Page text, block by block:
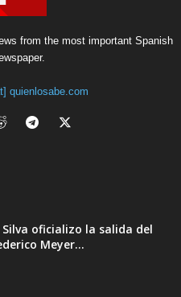
from the most important Spanish
quienlosabe.com
Silva oficializo la salida del
Meyer...